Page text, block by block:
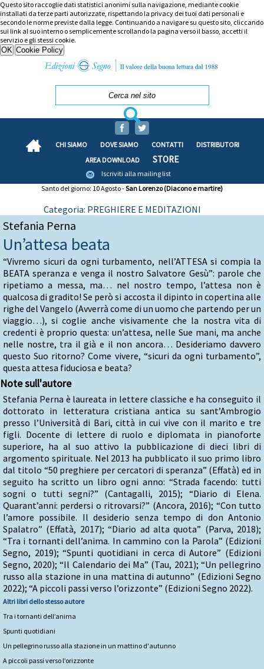
Questo sito raccoglie dati statistici anonimi sulla navigazione, mediante cookie
installati da terze parti autorizzate, rispettando la privacy dei tuoi dati personali e
secondo le norme previste dalla legge. Continuando a navigare su questo sito, cliccando
sui link al suo interno o semplicemente scrollando la pagina verso il basso, accetti il
servizio e gli stessi cookie.
CHI SIAMO DOVE SIAMO CONTATTI
DISTRIBUTORI
AREA DOWNLOAD
STORE
Iscriviti alla mailing list
Santo del giorno: 10 Agosto -San Lorenzo (Diacono e martire)
Categoria: PREGHIERE E MEDITAZIONI
Stefania Perna
Un’attesa beata
“Vivremo sicuri da ogni turbamento, nell’ATTESA si compia la
BEATA speranza e venga il nostro Salvatore Gesù”: parole che
ripetiamo a messa, ma… nel nostro tempo, l’attesa non è
qualcosa di gradito! Se però si accosta il dipinto in copertina alle
righe del Vangelo (Avverrà come di un uomo che partendo per un
viaggio…), si coglie anche visivamente che la nostra vita di
credenti è proprio questa: un’attesa, nelle Sue mani, ma anche
nelle nostre, tra il già e il non ancora… Desideriamo davvero
questo Suo ritorno? Come vivere, “sicuri da ogni turbamento”,
questa attesa fiduciosa e beata?
Note sull'autore
Stefania Perna è laureata in lettere classiche e ha conseguito il
dottorato in letteratura cristiana antica su sant’Ambrogio
presso l’Università di Bari, città in cui vive con il marito e tre
figli. Docente di lettere di ruolo e diplomata in pianoforte
superiore, ha al suo attivo la pubblicazione di dieci libri di
argomento spirituale. Nel 2013 ha pubblicato il suo primo libro
dal titolo “50 preghiere per cercatori di speranza” (Effatà) ed in
seguito ha scritto un libro ogni anno: “Strada facendo: tutti
sogni o tutti segni?” (Cantagalli, 2015); “Diario di Elena.
Quarant’anni: perdersi o ritrovarsi?” (Ancora, 2016); “Con tutto
l’amore possibile. Il desiderio senza tempo di don Antonio
Spalatro” (Effatà, 2017); “Diario ad alta quota” (Parva, 2018);
“Tra i tornanti dell’anima. In cammino con la Parola” (Edizioni
Segno, 2019); “Spunti quotidiani in cerca di Autore” (Edizioni
Segno, 2020); “Il Calendario dei Ma” (Tau, 2021); “Un pellegrino
russo alla stazione in una mattina di autunno” (Edizioni Segno
2022); “A piccoli passi verso l’orizzonte” (Edizioni Segno 2022).
Altri libri dello stesso autore
Tra i tornanti dell’anima
Spunti quotidiani
Un pellegrino russo alla stazione in un mattino d'autunno
A piccoli passi verso l’orizzonte